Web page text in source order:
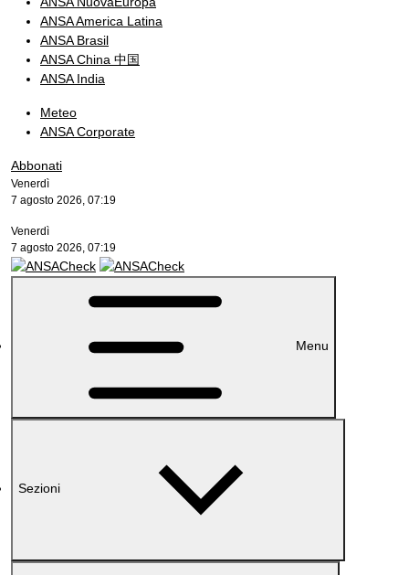
ANSA America Latina
ANSA Brasil
ANSA China 中国
ANSA India
Meteo
ANSA Corporate
Abbonati
Venerdì
7 agosto 2026, 07:19
Venerdì
7 agosto 2026, 07:19
Menu
Sezioni